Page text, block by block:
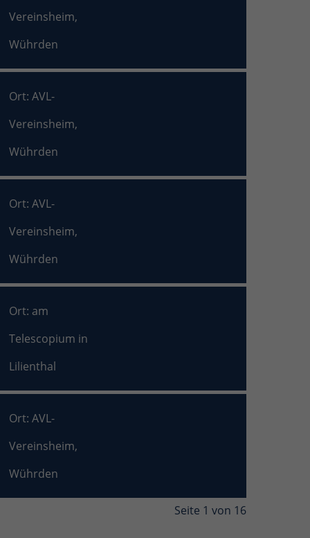
Vereinsheim,
Wührden
Ort: AVL-
Vereinsheim,
Wührden
Ort: AVL-
Vereinsheim,
Wührden
Ort: am
Telescopium in
Lilienthal
Ort: AVL-
Vereinsheim,
Wührden
Seite 1 von 16